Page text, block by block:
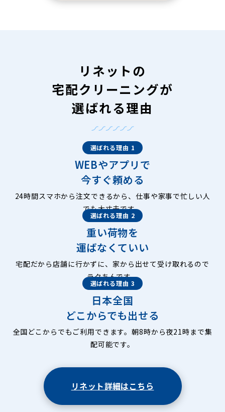
リネットの
宅配クリーニングが
選ばれる理由
選ばれる理由 1
WEBやアプリで
今すぐ頼める
24時間スマホから注文できるから、仕事や家事で忙しい人
でも大丈夫です。
選ばれる理由 2
重い荷物を
運ばなくていい
宅配だから店舗に行かずに、家から出せて受け取れるので
ラクちんです。
選ばれる理由 3
日本全国
どこからでも出せる
全国どこからでもご利用できます。朝8時から夜21時まで集
配可能です。
リネット詳細はこちら